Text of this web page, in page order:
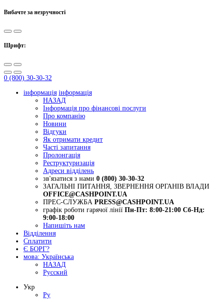
Вибачте за незручності
Шрифт:
0 (800) 30-30-32
інформація інформація
НАЗАД
Інформація про фінансові послуги
Про компанію
Новини
Відгуки
Як отримати кредит
Часті запитання
Пролонгація
Реструктуризація
Адреси відділень
зв'язатися з нами 0 (800) 30-30-32
ЗАГАЛЬНІ ПИТАННЯ, ЗВЕРНЕННЯ ОРГАНІВ ВЛАДИ
OFFICE@CASHPOINT.UA
ПРЕС-СЛУЖБА PRESS@CASHPOINT.UA
графік роботи гарячої лінії Пн-Пт: 8:00-21:00 Сб-Нд:
9:00-18:00
Напишіть нам
Відділення
Сплатити
Є БОРГ?
мова: Українська
НАЗАД
Русский
Укр
Ру